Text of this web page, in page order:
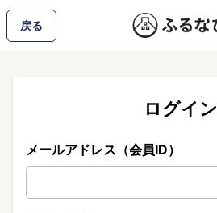
戻る
ログイン
メールアドレス（会員ID）